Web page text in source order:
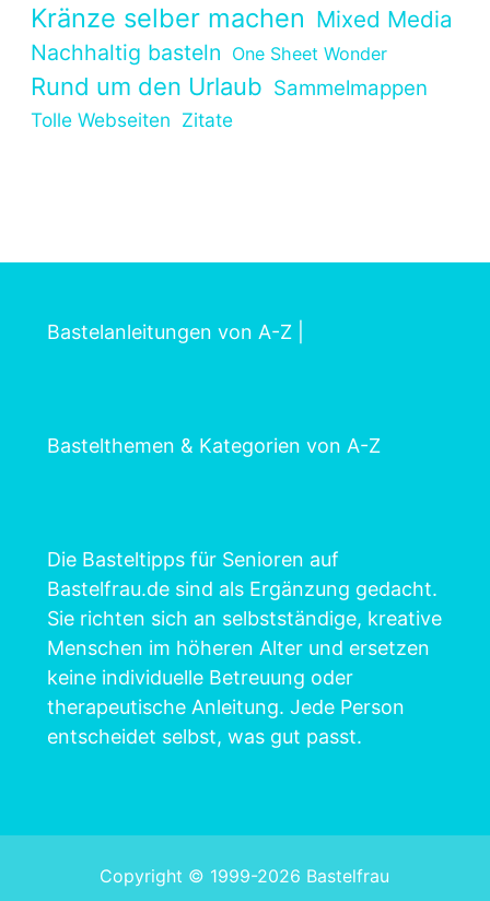
Kränze selber machen Mixed Media
Nachhaltig basteln One Sheet Wonder
Rund um den Urlaub Sammelmappen
Tolle Webseiten Zitate
Bastelanleitungen von A-Z
Bastelthemen & Kategorien von A-Z
Die Basteltipps für Senioren auf
Bastelfrau.de sind als Ergänzung gedacht.
Sie richten sich an selbstständige, kreative
Menschen im höheren Alter und ersetzen
keine individuelle Betreuung oder
therapeutische Anleitung. Jede Person
entscheidet selbst, was gut passt.
Copyright © 1999-2026 Bastelfrau